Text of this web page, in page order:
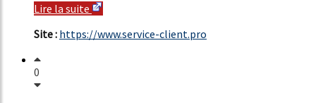
Lire la suite
Site : https://www.service-client.pro
0